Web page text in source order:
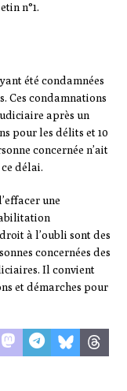
n°1.
été condamnées
Ces condamnations
après un
pour les délits et 10
concernée n’ait
délai.
une
à l’oubli sont des
concernées des
Il convient
et démarches pour